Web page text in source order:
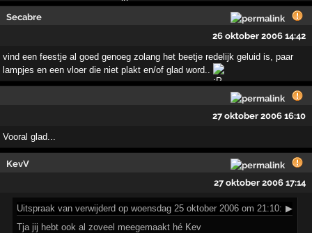
Secabre
26 oktober 2006 14:42
vind een feestje al goed genoeg zolang het beetje redelijk geluid is, paar
lampjes en een vloer die niet plakt en/of glad word..
27 oktober 2006 16:10
Vooral glad...
KevV
27 oktober 2006 17:14
Uitspraak van verwijderd op woensdag 25 oktober 2006 om 21:10: ▶
Tja jij hebt ook al zoveel meegemaakt hé Kev